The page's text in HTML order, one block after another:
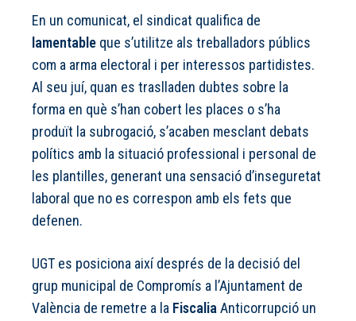
En un comunicat, el sindicat qualifica de
lamentable que s’utilitze als treballadors públics
com a arma electoral i per interessos partidistes.
Al seu juí, quan es traslladen dubtes sobre la
forma en què s’han cobert les places o s’ha
produït la subrogació, s’acaben mesclant debats
polítics amb la situació professional i personal de
les plantilles, generant una sensació d’inseguretat
laboral que no es correspon amb els fets que
defenen.
UGT es posiciona així després de la decisió del
grup municipal de Compromís a l’Ajuntament de
València de remetre a la Fiscalia Anticorrupció un